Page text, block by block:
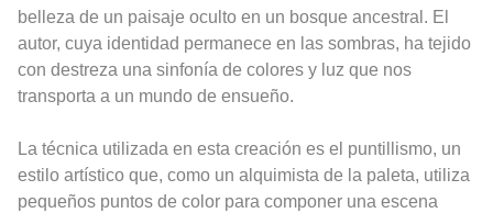
belleza de un paisaje oculto en un bosque ancestral. El
autor, cuya identidad permanece en las sombras, ha tejido
con destreza una sinfonía de colores y luz que nos
transporta a un mundo de ensueño.
La técnica utilizada en esta creación es el puntillismo, un
estilo artístico que, como un alquimista de la paleta, utiliza
pequeños puntos de color para componer una escena